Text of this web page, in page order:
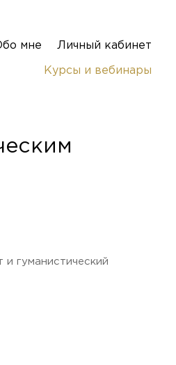
мне Личный кабинет
Курсы и вебинары
гуманистический